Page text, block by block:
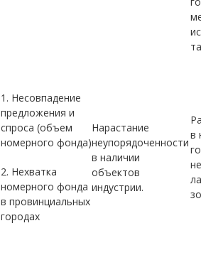
1. Несовпадение
предложения и
спроса (объем
номерного фонда)
2. Нехватка
номерного фонда
в провинциальных
городах
Нарастание
неупорядоченности
в наличии
объектов
индустрии.
в